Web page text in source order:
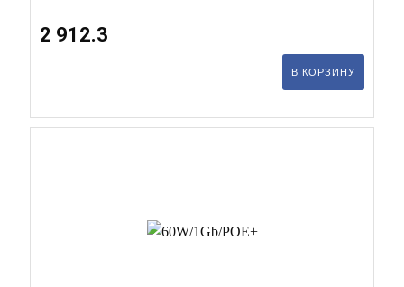
2 912.3
В КОРЗИНУ